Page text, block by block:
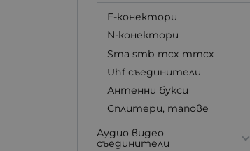
F-конектори
N-конектори
Sma smb mcx mmcx
Uhf съединители
Антенни букси
Сплитери, тапове
Аудио видео
съединители